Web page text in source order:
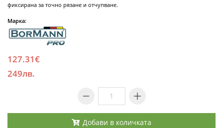
фиксирана за точно рязане и отчупване.
Марка:
127.31€
249лв.
Добави в количката